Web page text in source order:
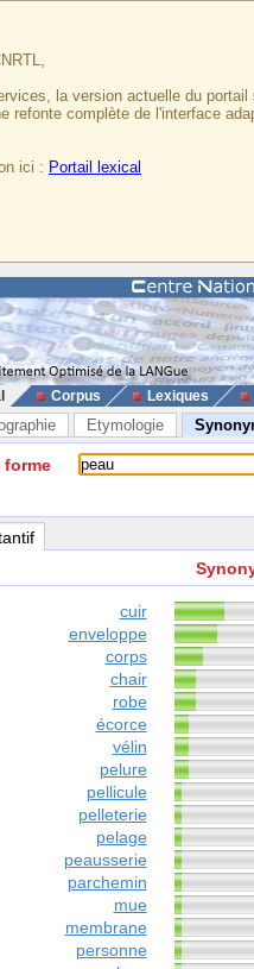
la version actuelle du
refonte complète de l'interface
ici : Portail lexical
Corpus Lexiques
Etymologie
forme
cuir
enveloppe
corps
chair
robe
écorce
vélin
pelure
pellicule
pelleterie
pelage
peausserie
parchemin
mue
membrane
personne